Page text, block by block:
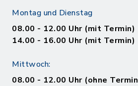
Montag und Dienstag
08.00 - 12.00 Uhr (mit Termin)
14.00 - 16.00 Uhr (mit Termin)
Mittwoch:
08.00 - 12.00 Uhr (ohne